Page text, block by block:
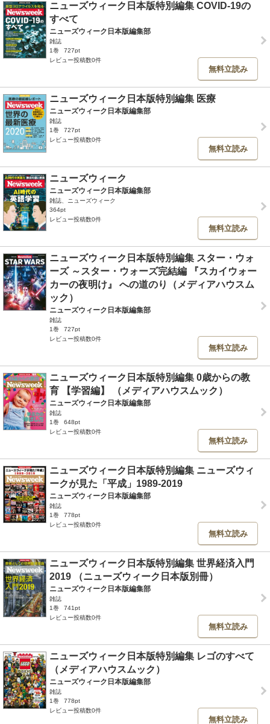
ニューズウィーク日本版特別編集 COVID-19の
すべて
ニューズウィーク日本版編集部
雑誌
1巻
727pt
レビュー投稿数0件
無料立読み
ニューズウィーク日本版特別編集 医療
ニューズウィーク日本版編集部
雑誌
1巻
727pt
レビュー投稿数0件
無料立読み
ニューズウィーク
ニューズウィーク日本版編集部
雑誌、ニューズウィーク
364pt
レビュー投稿数0件
無料立読み
ニューズウィーク日本版特別編集 スター・ウォ
ーズ ～スター・ウォーズ完結編 『スカイウォー
カーの夜明け』 への道のり（メディアハウスム
ック）
ニューズウィーク日本版編集部
雑誌
1巻
727pt
レビュー投稿数0件
無料立読み
ニューズウィーク日本版特別編集 0歳からの教
育 【学習編】 （メディアハウスムック）
ニューズウィーク日本版編集部
雑誌
1巻
648pt
レビュー投稿数0件
無料立読み
ニューズウィーク日本版特別編集 ニューズウィ
ークが見た「平成」1989-2019
ニューズウィーク日本版編集部
雑誌
1巻
778pt
レビュー投稿数0件
無料立読み
ニューズウィーク日本版特別編集 世界経済入門
2019 （ニューズウィーク日本版別冊）
ニューズウィーク日本版編集部
雑誌
1巻
741pt
レビュー投稿数0件
無料立読み
ニューズウィーク日本版特別編集 レゴのすべて
（メディアハウスムック）
ニューズウィーク日本版編集部
雑誌
1巻
778pt
レビュー投稿数0件
無料立読み